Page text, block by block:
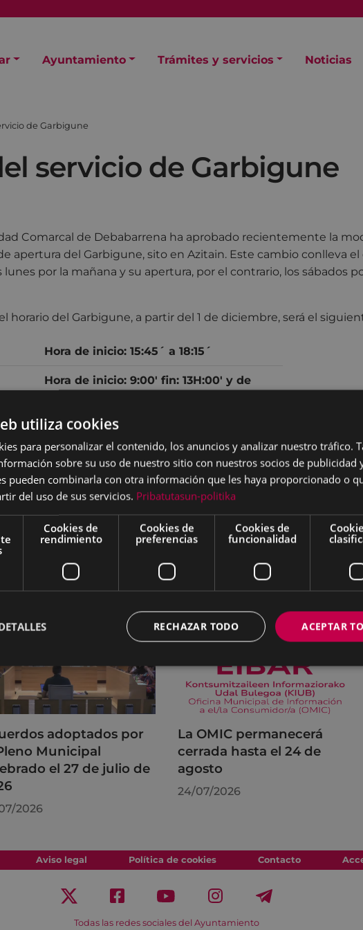
Ayuntamiento Trámites y servicios Noticias
de Garbigune
servicio de Garbigune
Comarcal de Debabarrena ha aprobado recientemente la
apertura del Garbigune, sito en Azitain. Este cambio conlleva el
lunes por la mañana y su apertura, por el contrario, los sábados
horario del Garbigune, a partir del 1 de diciembre, será el
Hora de inicio: 15:45´ a 18:15´
Hora de inicio: 9:00' fin: 13H:00' y de
Hora de inicio: 9:00' fin: 13H:00'
adoptados por
Municipal
el 27 de julio de
2026
La OMIC permanecerá
cerrada hasta el 24 de
agosto
24/07/2026
Aviso legal Política de cookies Contacto
Todas las redes sociales del Ayuntamiento
utiliza cookies
para personalizar el contenido, los anuncios y analizar nuestro tráfico.
sobre su uso de nuestro sitio con nuestros socios de publicidad
pueden combinarla con otra información que les haya proporcionado o
del uso de sus servicios. Pribatutasun-politika
Cookies de
rendimiento
Cookies de
preferencias
Cookies de
funcionalidad
ACEPTAR
RECHAZAR TODO